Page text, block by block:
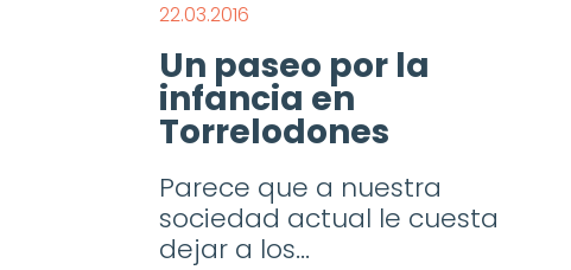
Un paseo por la
infancia en
Torrelodones
22.03.2016
Parece que a nuestra
sociedad actual le cuesta
dejar a los...